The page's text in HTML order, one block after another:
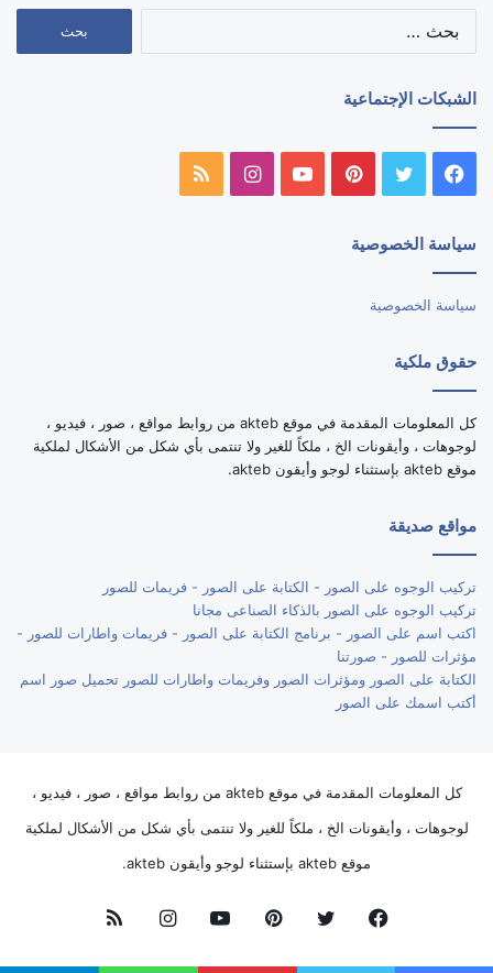
الشبكات الإجتماعية
فيسبوك تويتر بينتيريستيوتيوبانستقرامملخص
سياسة الخصوصية
سياسة الخصوصية
حقوق ملكية
كل المعلومات المقدمة في موقع akteb من روابط مواقع ، صور ، فيديو ،
لوجوهات ، وأيقونات الخ ، ملكاً للغير ولا تنتمى بأي شكل من الأشكال لملكية
موقع akteb بإستثناء لوجو وأيقون akteb.
مواقع صديقة
تركيب الوجوه على الصور - الكتابة على الصور - فريمات للصور
تركيب الوجوه على الصور بالذكاء الصناعى مجانا
اكتب اسم على الصور - برنامج الكتابة على الصور - فريمات واطارات للصور -
مؤثرات للصور - صورتنا
الكتابة على الصور ومؤثرات الصور وفريمات واطارات للصور تحميل صور اسم
أكتب اسمك على الصور
كل المعلومات المقدمة في موقع akteb من روابط مواقع ، صور ، فيديو ،
لوجوهات ، وأيقونات الخ ، ملكاً للغير ولا تنتمى بأي شكل من الأشكال لملكية
موقع akteb بإستثناء لوجو وأيقون akteb.
فيسبوك تويتر بينتيريستيوتيوبانستقرامملخص